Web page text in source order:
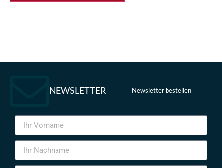
NEWSLETTER Newsletter bestellen